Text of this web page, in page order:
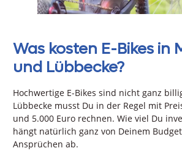
Was kosten E-Bikes in
und Lübbecke?
Hochwertige E-Bikes sind nicht ganz
Lübbecke musst Du in der Regel mit
und 5.000 Euro rechnen. Wie viel Du
hängt natürlich ganz von Deinem
Ansprüchen ab.